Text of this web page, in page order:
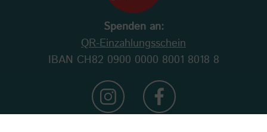
Spenden an:
QR-Einzahlungsschein
IBAN CH82 0900 0000 8001 8018 8